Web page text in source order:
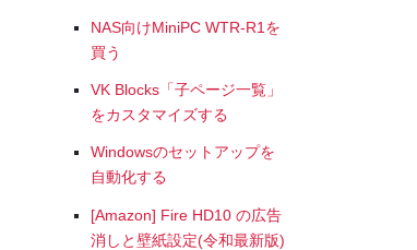
NAS向けMiniPC WTR-R1を
買う
VK Blocks「子ページ一覧」
をカスタマイズする
Windowsのセットアップを
自動化する
[Amazon] Fire HD10 の広告
消しと壁紙設定(令和最新版)